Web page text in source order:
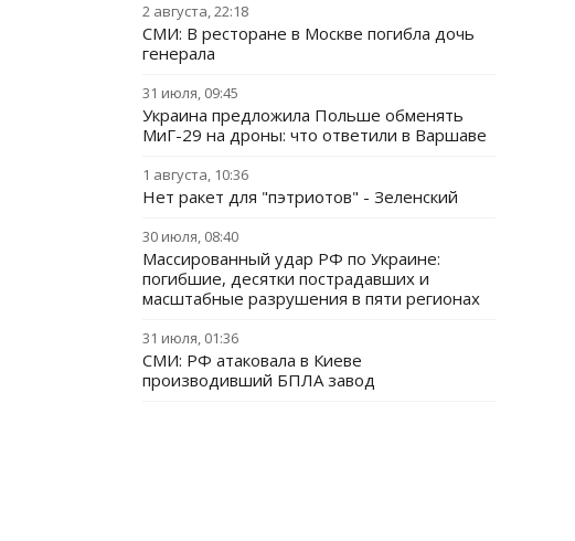
2 августа, 22:18
СМИ: В ресторане в Москве погибла дочь
генерала
31 июля, 09:45
Украина предложила Польше обменять
МиГ-29 на дроны: что ответили в Варшаве
1 августа, 10:36
Нет ракет для "пэтриотов" - Зеленский
30 июля, 08:40
Массированный удар РФ по Украине:
погибшие, десятки пострадавших и
масштабные разрушения в пяти регионах
31 июля, 01:36
СМИ: РФ атаковала в Киеве
производивший БПЛА завод